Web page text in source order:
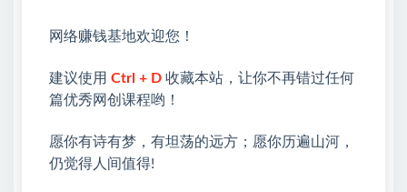
❤能助您：找项目 + 低成本创业 + 减少信息差 + 见识
各种项目 + 提升网创认知。
❤本站为众多团队提供了重要价值，也为众多创业者
开启网络之门，广受好评！
❤如果您也依存于互联网，欢迎加入本站会员，将尽
早为您提供丰盛价值。祝您前程似锦！
网络赚钱基地欢迎您！
建议使用 Ctrl + D 收藏本站，让你不再错过任何
篇优秀网创课程哟！
愿你有诗有梦，有坦荡的远方；愿你历遍山河，
仍觉得人间值得!